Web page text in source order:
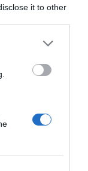
it to other
τον
από
ούτε